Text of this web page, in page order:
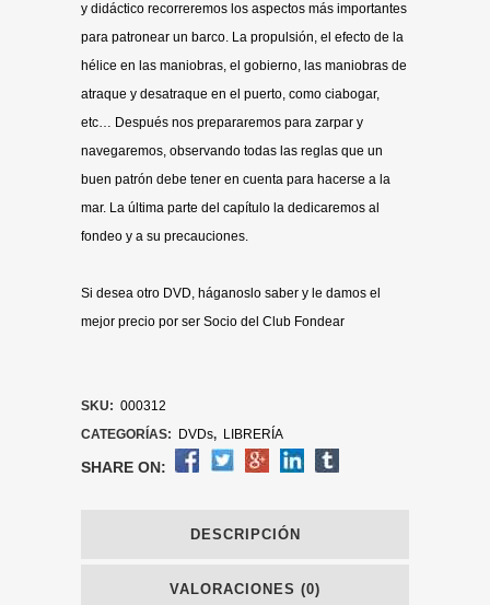
y didáctico recorreremos los aspectos más importantes
para patronear un barco. La propulsión, el efecto de la
hélice en las maniobras, el gobierno, las maniobras de
atraque y desatraque en el puerto, como ciabogar,
etc… Después nos prepararemos para zarpar y
navegaremos, observando todas las reglas que un
buen patrón debe tener en cuenta para hacerse a la
mar. La última parte del capítulo la dedicaremos al
fondeo y a su precauciones.
Si desea otro DVD, háganoslo saber y le damos el
mejor precio por ser Socio del Club Fondear
SKU: 000312
CATEGORÍAS:
DVDs, LIBRERÍA
SHARE ON:
DESCRIPCIÓN
VALORACIONES (0)